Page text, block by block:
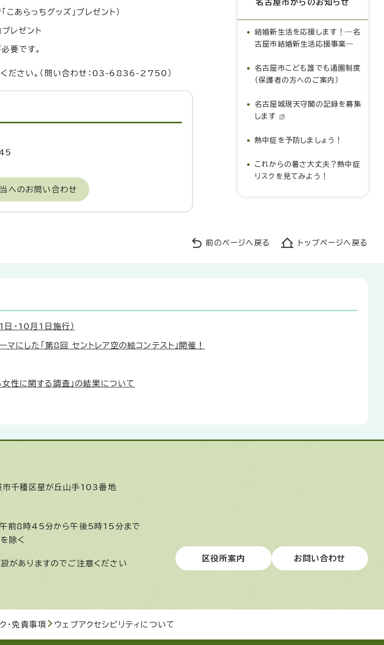
あらっちグッズ」プレゼント）
レゼント
要です。
ください。（問い合わせ：03-6836-2750）
へのお問い合わせ
名古屋市からのお知らせ
結婚新生活を応援します！―名
古屋市結婚新生活応援事業―
名古屋市こども誰でも通園制度
（保護者の方へのご案内）
名古屋城現天守閣の記録を募集
します
熱中症を予防しましょう！
これからの暑さ大丈夫？熱中症
リスクを見てみよう！
前のページへ戻る トップページへ戻る
・10月1日施行）
マにした「第8回 セントレア空の絵コンテスト」開催！
性に関する調査」の結果について
市千種区星が丘山手103番地
午前8時45分から午後5時15分まで
除く
がありますのでご注意ください
区役所案内 お問い合わせ
・免責事項 ウェブアクセシビリティについて